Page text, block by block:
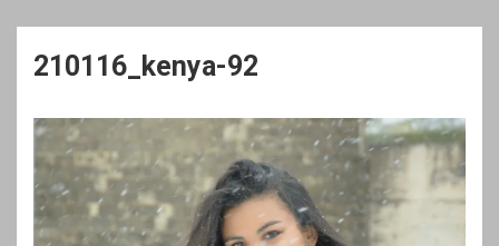
210116_kenya-92